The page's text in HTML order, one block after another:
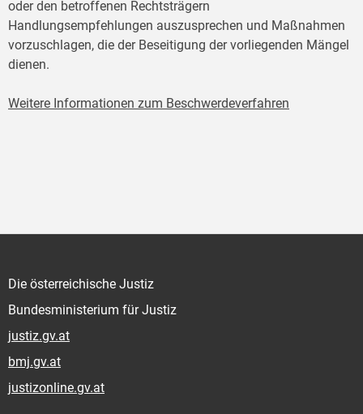
oder den betroffenen Rechtsträgern
Handlungsempfehlungen auszusprechen und Maßnahmen
vorzuschlagen, die der Beseitigung der vorliegenden Mängel
dienen.
Weitere Informationen zum Beschwerdeverfahren
Die österreichische Justiz
Bundesministerium für Justiz
justiz.gv.at
bmj.gv.at
justizonline.gv.at